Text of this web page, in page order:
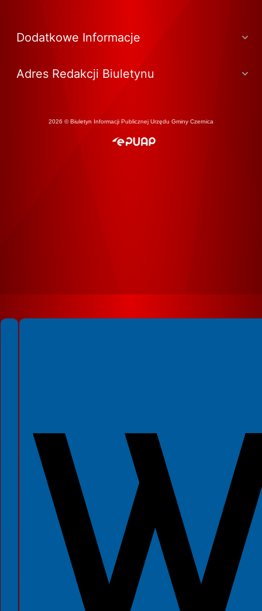
Dodatkowe Informacje
Adres Redakcji Biuletynu
2026 © Biuletyn Informacji Publicznej Urzędu Gminy Czernica
Spełniamy standardy WCAG 2.2
Spełniamy standardy W3C